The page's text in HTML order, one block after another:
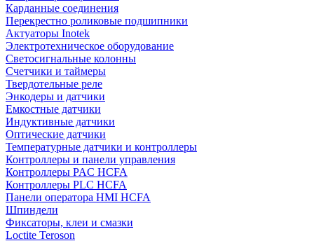
Карданные соединения
Перекрестно роликовые подшипники
Актуаторы Inotek
Электротехническое оборудование
Светосигнальные колонны
Счетчики и таймеры
Твердотельные реле
Энкодеры и датчики
Емкостные датчики
Индуктивные датчики
Оптические датчики
Температурные датчики и контроллеры
Контроллеры и панели управления
Контроллеры PAC HCFA
Контроллеры PLC HCFA
Панели оператора HMI HCFA
Шпиндели
Фиксаторы, клеи и смазки
Loctite Teroson